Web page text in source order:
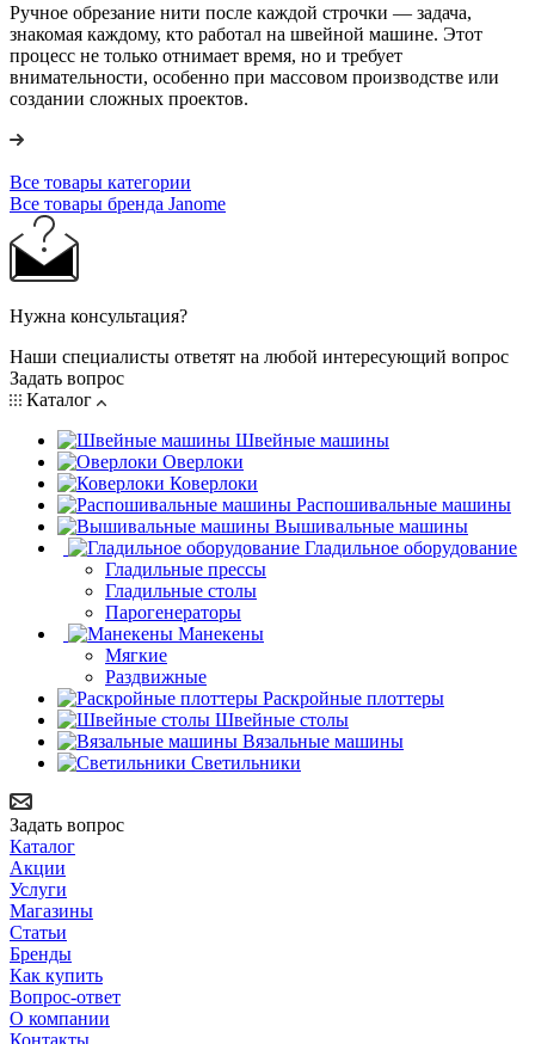
Ручное обрезание нити после каждой строчки — задача,
знакомая каждому, кто работал на швейной машине. Этот
процесс не только отнимает время, но и требует
внимательности, особенно при массовом производстве или
создании сложных проектов.
Все товары категории
Все товары бренда Janome
Нужна консультация?
Наши специалисты ответят на любой интересующий вопрос
Задать вопрос
Каталог
Швейные машины
Оверлоки
Коверлоки
Распошивальные машины
Вышивальные машины
Гладильное оборудование
Гладильные прессы
Гладильные столы
Парогенераторы
Манекены
Мягкие
Раздвижные
Раскройные плоттеры
Швейные столы
Вязальные машины
Светильники
Задать вопрос
Каталог
Акции
Услуги
Магазины
Статьи
Бренды
Как купить
Вопрос-ответ
О компании
Контакты